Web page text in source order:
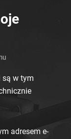
są w tym
adresem e-